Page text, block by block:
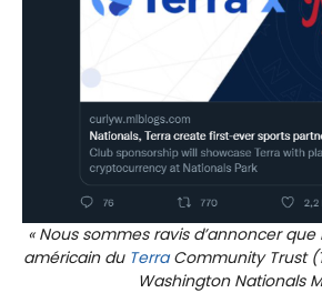
« Nous sommes ravis d’annoncer
américain du TerraCommunity Trust
Washington Nationals